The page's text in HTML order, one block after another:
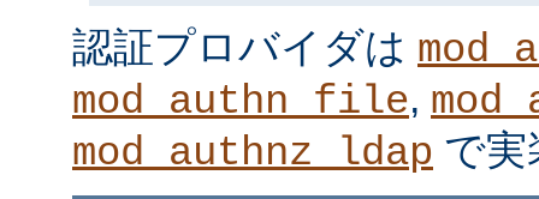
認証プロバイダは
mod_authn_file,
mod_authnz_ldap で実